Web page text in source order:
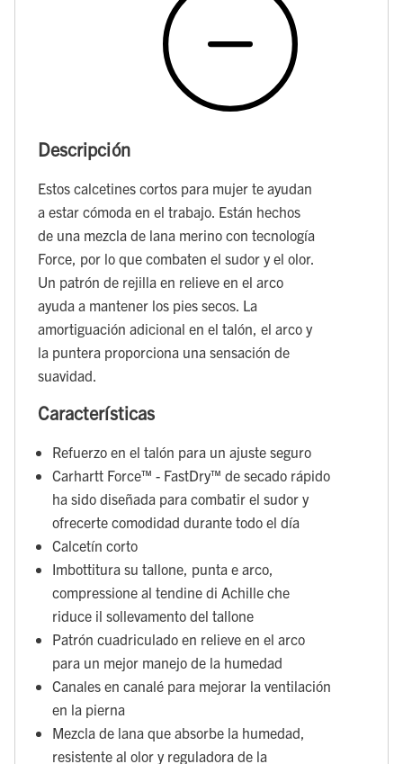
Descripción
Estos calcetines cortos para mujer te ayudan
a estar cómoda en el trabajo. Están hechos
de una mezcla de lana merino con tecnología
Force, por lo que combaten el sudor y el olor.
Un patrón de rejilla en relieve en el arco
ayuda a mantener los pies secos. La
amortiguación adicional en el talón, el arco y
la puntera proporciona una sensación de
suavidad.
Características
Refuerzo en el talón para un ajuste seguro
Carhartt Force™ - FastDry™ de secado rápido
ha sido diseñada para combatir el sudor y
ofrecerte comodidad durante todo el día
Calcetín corto
Imbottitura su tallone, punta e arco,
compressione al tendine di Achille che
riduce il sollevamento del tallone
Patrón cuadriculado en relieve en el arco
para un mejor manejo de la humedad
Canales en canalé para mejorar la ventilación
en la pierna
Mezcla de lana que absorbe la humedad,
resistente al olor y reguladora de la